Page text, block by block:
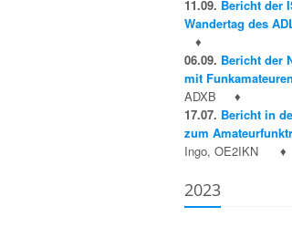
11.09. Bericht der
Wandertag des
♦
06.09. Bericht der
mit
ADXB
♦
17.07. Bericht in
zum
Ingo, OE2IKN
♦
2023